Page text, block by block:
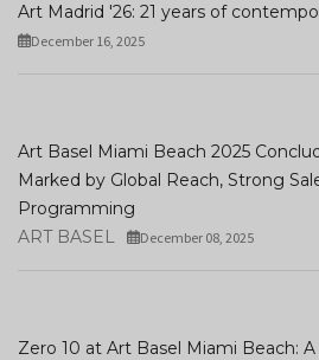
Art Madrid '26: 21 years of
December 16, 2025
Art Basel Miami Beach 2025
Marked by Global Reach, Strong
Programming
ART BASEL
December 08, 2025
Zero 10 at Art Basel Miami Beach: